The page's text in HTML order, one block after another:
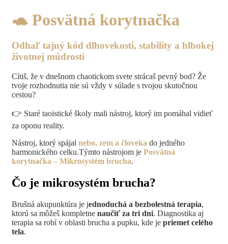
🐢 Posvätná korytnačka
Odhaľ tajný kód dlhovekosti, stability a hlbokej
životnej múdrosti
Cítiš, že v dnešnom chaotickom svete strácaš pevný bod? Že
tvoje rozhodnutia nie sú vždy v súlade s tvojou skutočnou
cestou?
👉 Staré taoistické školy mali nástroj, ktorý im pomáhal vidieť
za oponu reality.
Nástroj, ktorý spájal nebo, zem a človeka do jedného
harmonického celku.Týmto nástrojom je Posvätná
korytnačka – Mikrosystém brucha.
Čo je mikrosystém brucha?
Brušná akupunktúra je jednoduchá a bezbolestná terapia,
ktorú sa môžeš kompletne naučiť za tri dni. Diagnostika aj
terapia sa robí v oblasti brucha a pupku, kde je priemet celého
tela.